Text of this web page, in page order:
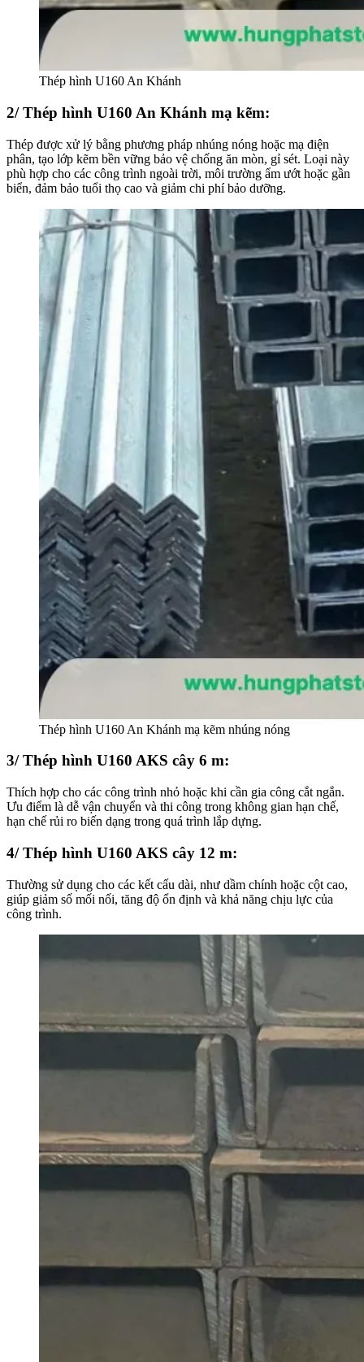
Thép hình U160 An Khánh
2/ Thép hình U160 An Khánh mạ kẽm:
Thép được xử lý bằng phương pháp nhúng nóng hoặc mạ điện
phân, tạo lớp kẽm bền vững bảo vệ chống ăn mòn, gỉ sét. Loại này
phù hợp cho các công trình ngoài trời, môi trường ẩm ướt hoặc gần
biển, đảm bảo tuổi thọ cao và giảm chi phí bảo dưỡng.
Thép hình U160 An Khánh mạ kẽm nhúng nóng
3/ Thép hình U160 AKS cây 6 m:
Thích hợp cho các công trình nhỏ hoặc khi cần gia công cắt ngắn.
Ưu điểm là dễ vận chuyển và thi công trong không gian hạn chế,
hạn chế rủi ro biến dạng trong quá trình lắp dựng.
4/ Thép hình U160 AKS cây 12 m:
Thường sử dụng cho các kết cấu dài, như dầm chính hoặc cột cao,
giúp giảm số mối nối, tăng độ ổn định và khả năng chịu lực của
công trình.